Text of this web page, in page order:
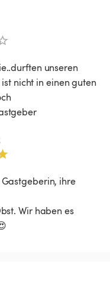
unseren
nicht in einen guten
ihre
Wir haben es